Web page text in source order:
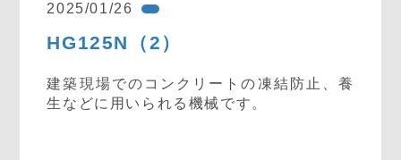
2025/01/26
HG125N（2）
建築現場でのコンクリートの凍結防止、養
生などに用いられる機械です。